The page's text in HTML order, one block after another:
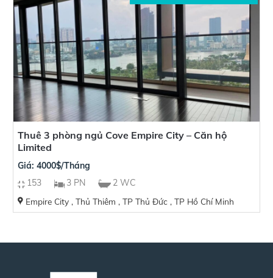
Thuê 3 phòng ngủ Cove Empire City – Căn hộ
Limited
Giá: 4000$/Tháng
153
3 PN 2 WC
Empire City , Thủ Thiêm , TP Thủ Đức , TP Hồ Chí Minh